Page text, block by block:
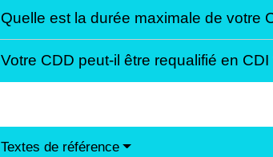
Quelle est la durée maximale de votre
Votre CDD peut-il être requalifié en CDI
Textes de référence